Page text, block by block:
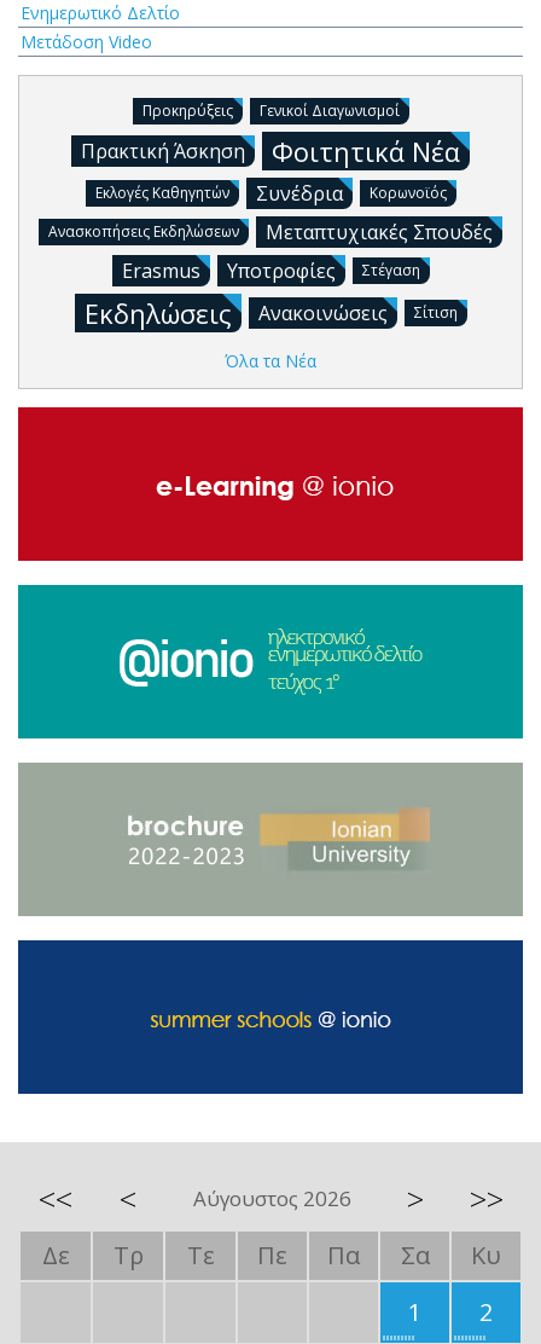
Ενημερωτικό Δελτίο
Μετάδοση Video
Προκηρύξεις Γενικοί Διαγωνισμοί
Πρακτική Άσκηση Φοιτητικά Νέα
Εκλογές Καθηγητών Συνέδρια
Κορωνοϊός
Ανασκοπήσεις Εκδηλώσεων
Μεταπτυχιακές Σπουδές
Erasmus
Υποτροφίες Στέγαση
Εκδηλώσεις Ανακοινώσεις Σίτιση
Όλα τα Νέα
<< < Αύγουστος 2026 > >>
Δε Τρ Τε Πε Πα Σα
Κυ
1
2